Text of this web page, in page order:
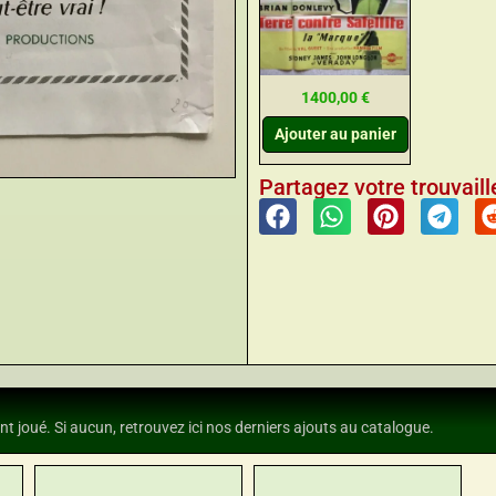
1400,00€
Ajouter au panier
Partagez votre
joué. Si aucun, retrouvez ici nos derniers ajouts au catalogue.